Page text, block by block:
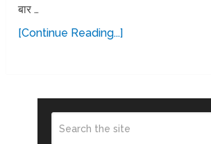
बार …
[Continue Reading...]